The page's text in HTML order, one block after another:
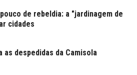
de rebeldia: a "jardinagem de
cidades
as despedidas da Camisola